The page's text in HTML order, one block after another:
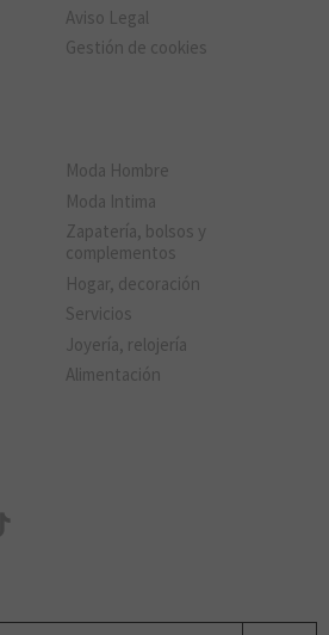
Aviso Legal
Gestión de cookies
Moda Hombre
Moda Intima
Zapatería, bolsos y
complementos
Hogar, decoración
Servicios
Joyería, relojería
Alimentación